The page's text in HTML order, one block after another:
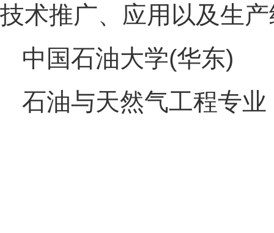
技术推广、应用以及生
中国石油大学(华东)
石油与天然气工程专业